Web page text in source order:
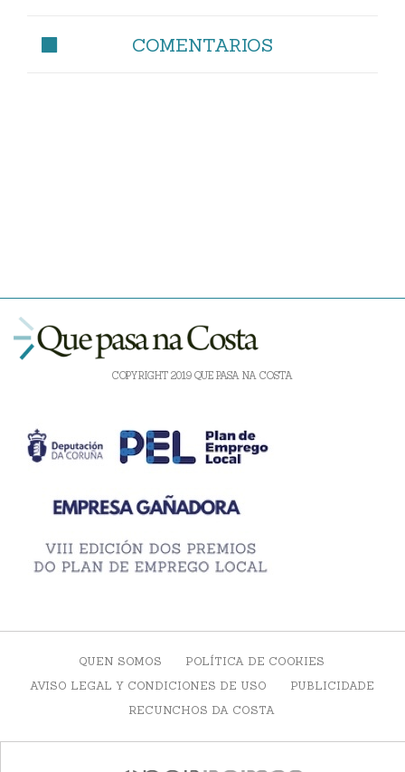
COMENTARIOS
COPYRIGHT 2019 QUE PASA NA COSTA
QUEN SOMOS
POLÍTICA DE COOKIES
AVISO LEGAL Y CONDICIONES DE USO
PUBLICIDADE
RECUNCHOS DA COSTA